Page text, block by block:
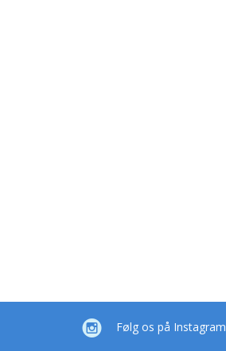
Følg os på Instagram